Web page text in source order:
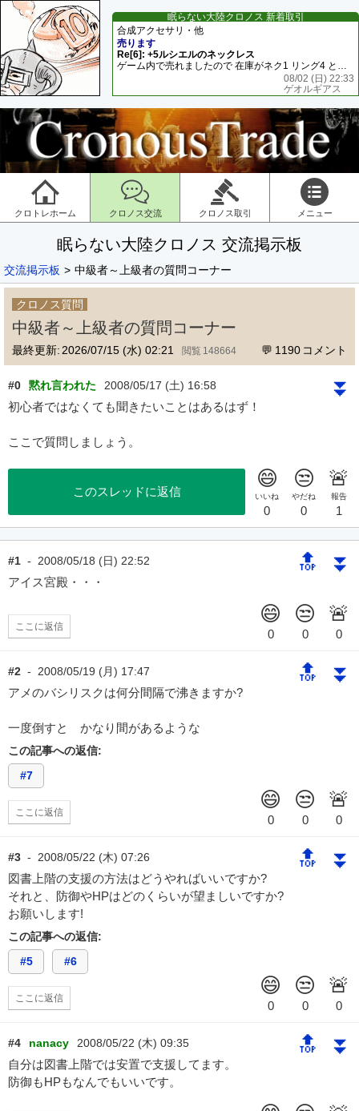
眠らない大陸クロノス 新着取引
合成アクセサリ・他
売ります
Re[6]: +5ルシエルのネックレス
ゲーム内で売れましたので 在庫がネク1 リング4 となります リングのお値段は80G といたします
08/02 (日) 22:33
ゲオルギアス
クロトレホーム クロノス交流 クロノス取引 メニュー
眠らない大陸クロノス 交流掲示板
交流掲示板 中級者～上級者の質問コーナー
クロノス質問
中級者～上級者の質問コーナー
最終更新: 2026/07/15 (水) 02:21 148664 1190
#0 黙れ言われた 2008/05/17 (土) 16:58 ⏬
初心者ではなくても聞きたいことはあるはず！
ここで質問しましょう。
このスレッドに返信
#1 - 2008/05/18 (日) 22:52 🔝 ⏬
アイス宮殿・・・
ここに返信
#2 - 2008/05/19 (月) 17:47 🔝 ⏬
アメのバシリスクは何分間隔で沸きますか?
一度倒すと かなり間があるような
この記事への返信:
#7
ここに返信
#3 - 2008/05/22 (木) 07:26 🔝 ⏬
図書上階の支援の方法はどうやればいいですか?
それと、防御やHPはどのくらいが望ましいですか?
お願いします!
この記事への返信:
#5
#6
ここに返信
#4 nanacy 2008/05/22 (木) 09:35 🔝 ⏬
自分は図書上階では安置で支援してます。
防御もHPもなんでもいいです。